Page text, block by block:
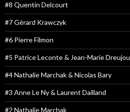
#8 Quentin Delcourt
#7 Gérard Krawczyk
#6 Pierre Filmon
#5 Patrice Leconte & Jean-Marie Dreujou
#4 Nathalie Marchak & Nicolas Bary
#3 Anne Le Ny & Laurent Dailland
#2 Nathalie Marchak